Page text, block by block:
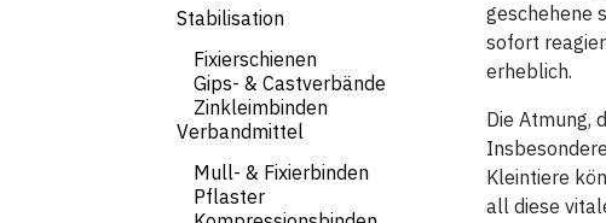
Stabilisation
Fixierschienen
Gips- & Castverbände
Zinkleimbinden
Verbandmittel
Mull- & Fixierbinden
Pflaster
geschehene
sofort
erheblich.
Die Atmung,
Kleintiere
all diese